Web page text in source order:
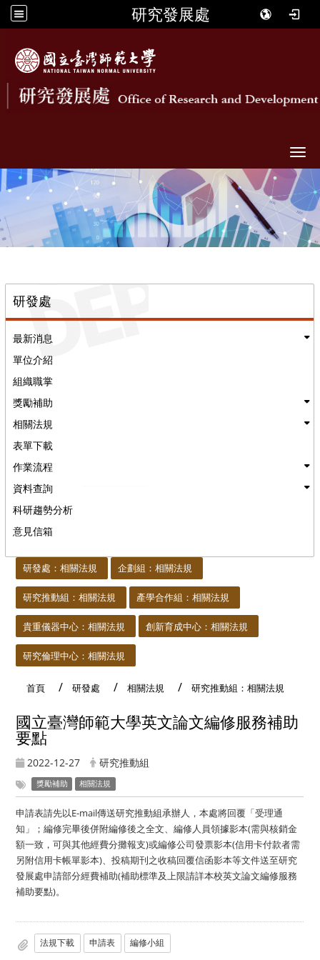
研究發展處
研發處
最新消息
單位介紹
組織職掌
獎勵補助
相關法規
表單下載
作業流程
資料查詢
科研趨勢分析
意見信箱
研發處：相關法規 企劃組：相關法規
研究推動組：相關法規 產學合作組：相關法規
貴重儀器中心：相關法規 創新育成中心：相關法規
研究倫理中心：相關法規
首頁 研發處 相關法規 研究推動組：相關法規
國立臺灣師範大學英文論文編修服務補助
要點
2022-12-27 研究推動組
獎勵補助 相關法規
申請表請先以E-mail傳送研究推動組承辦人，本處將回覆「受理通
知」；編修完畢後併附編修後之全文、編修人員領據影本(需與核銷金
額一致，可與其他經費分攤報支)或編修公司發票影本(信用卡付款者需
另附信用卡帳單影本)、投稿期刊之收稿回覆信函影本等文件送至研究
發展處申請部分經費補助(補助標準及上限請詳本校英文論文編修服務
補助要點)。
法規下載 申請表 編修小組